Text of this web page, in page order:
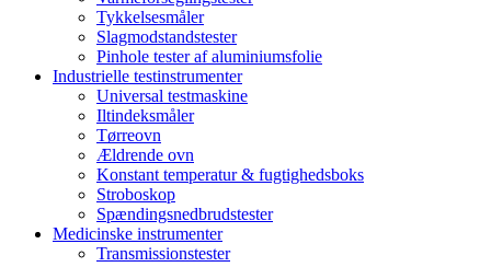
Tykkelsesmåler
Slagmodstandstester
Pinhole tester af aluminiumsfolie
Industrielle testinstrumenter
Universal testmaskine
Iltindeksmåler
Tørreovn
Ældrende ovn
Konstant temperatur & fugtighedsboks
Stroboskop
Spændingsnedbrudstester
Medicinske instrumenter
Transmissionstester